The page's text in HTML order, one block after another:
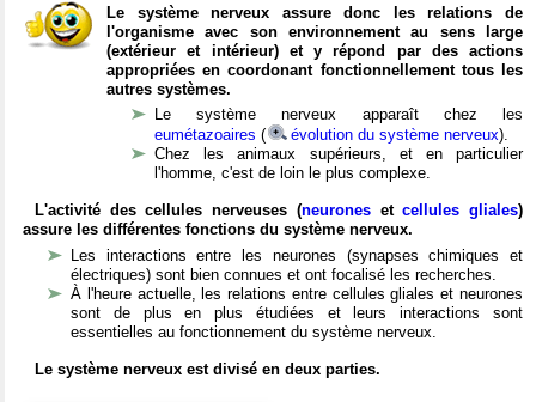
Le système nerveux assure donc les relations de
l'organisme avec son environnement au sens large
(extérieur et intérieur) et y répond par des actions
appropriées en coordonant fonctionnellement tous les
autres systèmes.
Le système nerveux apparaît chez les
eumétazoaires ( évolution du système nerveux).
Chez les animaux supérieurs, et en particulier
l'homme, c'est de loin le plus complexe.
L'activité des cellules nerveuses (neuronesetcellules gliales)
assure les différentes fonctions du système nerveux.
Les interactions entre les neurones (synapses chimiques et
électriques) sont bien connues et ont focalisé les recherches.
À l'heure actuelle, les relations entre cellules gliales et neurones
sont de plus en plus étudiées et leurs interactions sont
essentielles au fonctionnement du système nerveux.
Le système nerveux est divisé en deux parties.